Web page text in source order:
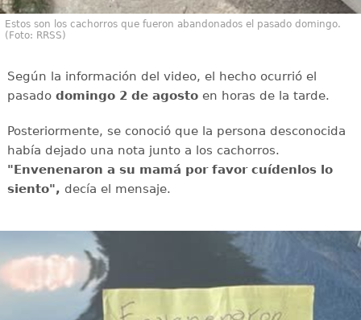
Estos son los cachorros que fueron abandonados el pasado domingo.
(Foto: RRSS)
Según la información del video, el hecho ocurrió el
pasado domingo 2 de agostoen horas de la tarde.
Posteriormente, se conoció que la persona desconocida
había dejado una nota junto a los cachorros.
"Envenenaron a su mamá por favor cuídenlos lo
siento", decía el mensaje.